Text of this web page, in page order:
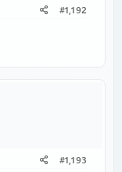
#1,192
#1,193